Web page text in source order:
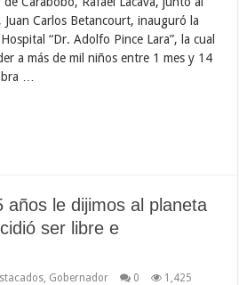
Juan Carlos Betancourt, inauguró la
“Dr. Adolfo Pince Lara”, la cual
a más de mil niños entre 1 mes y 14
…
años le dijimos al planeta
ser libre e
Gobernador 0 1,425